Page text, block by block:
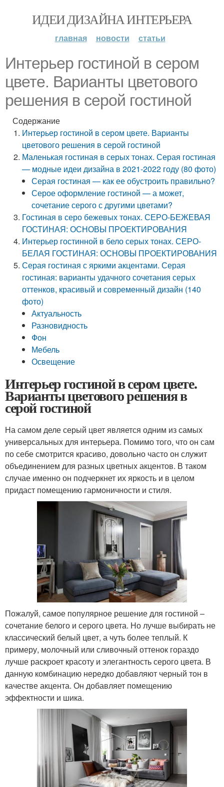
ИДЕИ ДИЗАЙНА ИНТЕРЬЕРА
главная новости статьи
Интерьер гостиной в сером
цвете. Варианты цветового
решения в серой гостиной
Содержание
Интерьер гостиной в сером цвете. Варианты
цветового решения в серой гостиной
Маленькая гостиная в серых тонах. Серая гостиная
— модные идеи дизайна в 2021-2022 году (80 фото)
Серая гостиная — как ее обустроить правильно?
Серое оформление гостиной — а может,
сочетание серого с другими цветами?
Гостиная в серо бежевых тонах. СЕРО-БЕЖЕВАЯ
ГОСТИНАЯ: ОСНОВЫ ПРОЕКТИРОВАНИЯ
Интерьер гостинной в бело серых тонах. СЕРО-
БЕЛАЯ ГОСТИНАЯ: ОСНОВЫ ПРОЕКТИРОВАНИЯ
Серая гостиная с яркими акцентами. Серая
гостиная: варианты удачного сочетания серых
оттенков, красивый и современный дизайн (140
фото)
Актуальность
Разновидность
Фон
Мебель
Освещение
Интерьер гостиной в сером цвете.
Варианты цветового решения в
серой гостиной
На самом деле серый цвет является одним из самых
универсальных для интерьера. Помимо того, что он сам
по себе смотрится красиво, довольно часто он служит
объединением для разных цветных акцентов. В таком
случае именно он подчеркнет их яркость и в целом
придаст помещению гармоничности и стиля.
Пожалуй, самое популярное решение для гостиной –
сочетание белого и серого цвета. Но лучше выбирать не
классический белый цвет, а чуть более теплый. К
примеру, молочный или сливочный оттенок гораздо
лучше раскроет красоту и элегантность серого цвета. В
данную комбинацию нередко добавляют черный тон в
качестве акцента. Он добавляет помещению
эффектности и шика.